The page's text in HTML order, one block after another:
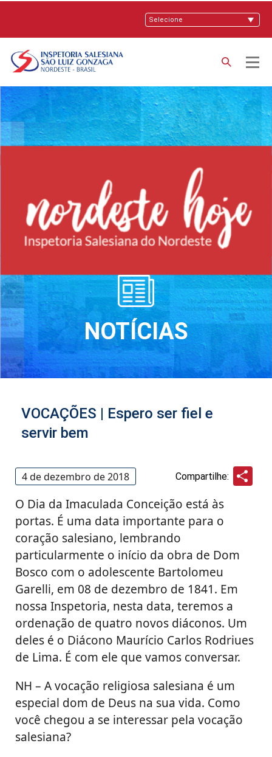
NOTÍCIAS
VOCAÇÕES | Espero ser fiel e
servir bem
4 de dezembro de 2018 Compartilhe:
O Dia da Imaculada Conceição está às
portas. É uma data importante para o
coração salesiano, lembrando
particularmente o início da obra de Dom
Bosco com o adolescente Bartolomeu
Garelli, em 08 de dezembro de 1841. Em
nossa Inspetoria, nesta data, teremos a
ordenação de quatro novos diáconos. Um
deles é o Diácono Maurício Carlos Rodriues
de Lima. É com ele que vamos conversar.
NH – A vocação religiosa salesiana é um
especial dom de Deus na sua vida. Como
você chegou a se interessar pela vocação
salesiana?